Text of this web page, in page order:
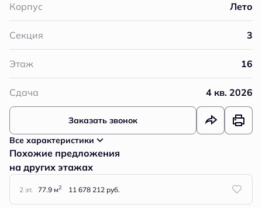
Корпус Лето
Секция 3
Этаж 16
Сдача 4 кв. 2026
Заказать звонок
Все характеристики
Похожие предложения
на других этажах
2 эт. 77.9 м2 11 678 212 руб.